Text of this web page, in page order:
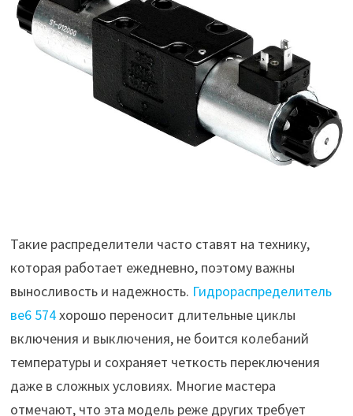
Такие распределители часто ставят на технику,
которая работает ежедневно, поэтому важны
выносливость и надежность. Гидрораспределитель
ве6 574хорошо переносит длительные циклы
включения и выключения, не боится колебаний
температуры и сохраняет четкость переключения
даже в сложных условиях. Многие мастера
отмечают, что эта модель реже других требует